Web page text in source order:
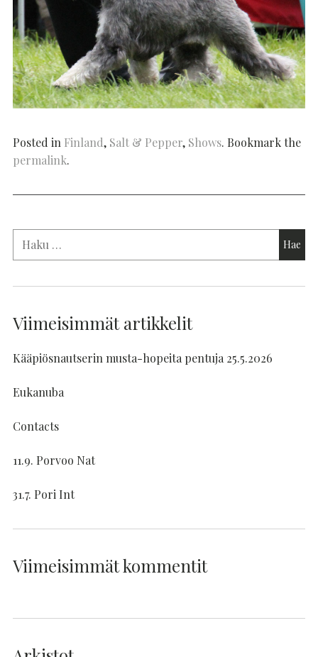
Posted in Finland, Salt & Pepper, Shows. Bookmark the
permalink.
Viimeisimmät artikkelit
Kääpiösnautserin musta-hopeita pentuja 25.5.2026
Eukanuba
Contacts
11.9. Porvoo Nat
31.7. Pori Int
Viimeisimmät kommentit